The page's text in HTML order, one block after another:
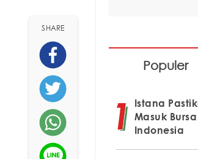
SHARE
Populer
Istana
Masuk
Indonesia